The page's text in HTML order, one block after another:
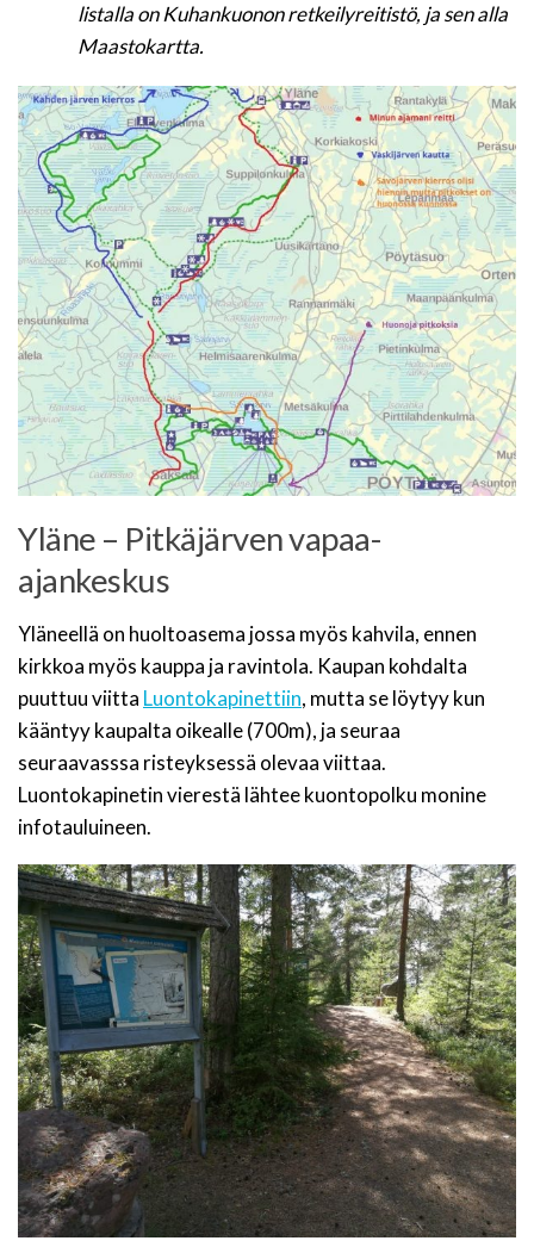
listalla on Kuhankuonon retkeilyreitistö, ja sen alla
Maastokartta.
Yläne – Pitkäjärven vapaa-
ajankeskus
Yläneellä on huoltoasema jossa myös kahvila, ennen
kirkkoa myös kauppa ja ravintola. Kaupan kohdalta
puuttuu viitta Luontokapinettiin, mutta se löytyy kun
kääntyy kaupalta oikealle (700m), ja seuraa
seuraavasssa risteyksessä olevaa viittaa.
Luontokapinetin vierestä lähtee kuontopolku monine
infotauluineen.